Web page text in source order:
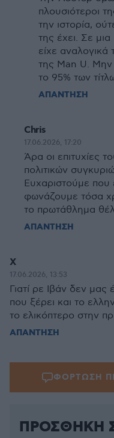
πλουσιότεροι
την ιστορία,
της έχει. Σε
είχε αναλογικά
της Man U. Μην
το 95% των
ΑΠΑΝΤΗΣΗ
Chris
17.06.2026, 17:20
Άρα οι επιτυχίες
πολιτικών
Ευχαριστούμε που
φωνάζουμε τόσα
το πρωτάθλημα
ΑΠΑΝΤΗΣΗ
Χ
17.06.2026, 13:53
Γιατί ρε Ιβάν δεν
που ξέρει και το
το ελικόπτερο στην
ΑΠΑΝΤΗΣΗ
ΦΟΡΤΩΣΗ
ΠΡΟΣΘΗΚΗ